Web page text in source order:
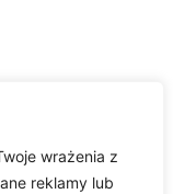
wrażenia z
reklamy lub